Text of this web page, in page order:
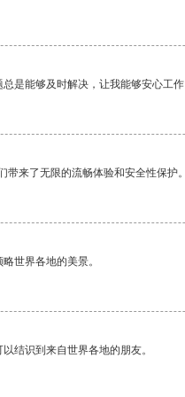
是能够及时解决，让我能够安心工
带来了无限的流畅体验和安全性保护
世界各地的美景。
结识到来自世界各地的朋友。